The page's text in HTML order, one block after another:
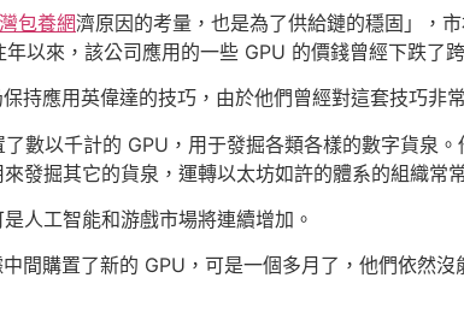
包養網濟原因的考量，也是為了供給鏈的穩固」，
以來，該公司應用的一些 GPU 的價錢曾經下跌了
持應用英偉達的技巧，由於他們曾經對這套技巧非
數以千計的 GPU，用于發掘各類各樣的數字貨泉
發掘其它的貨泉，運轉以太坊如許的體系的組織常
人工智能和游戲市場將連續增加。
間購置了新的 GPU，可是一個多月了，他們依然